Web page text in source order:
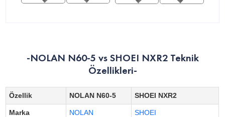
-NOLAN N60-5 vs SHOEI NXR2 Teknik
Özellikleri-
Özellik NOLAN N60-5 SHOEI NXR2
Marka NOLAN SHOEI